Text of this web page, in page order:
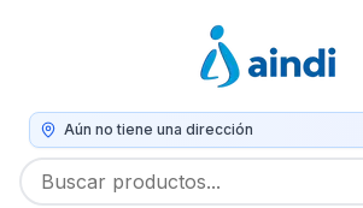
Aún no tiene una dirección